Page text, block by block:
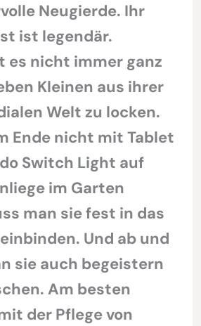
Neugierde. Ihr
ist legendär.
es nicht immer ganz
Kleinen aus ihrer
Welt zu locken.
Ende nicht mit Tablet
Switch Light auf
im Garten
man sie fest in das
Und ab und
sie auch begeistern
Am besten
der Pflege von